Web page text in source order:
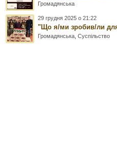
Громадянська
29 грудня 2025 о 21:22
"Що я/ми зробив/ли для
Громадянська ,Суспільство